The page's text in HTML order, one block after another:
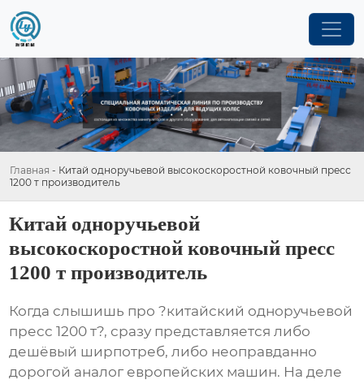
Главная - Китай одноручьевой высокоскоростной ковочный пресс
1200 т производитель
Китай одноручьевой
высокоскоростной ковочный пресс
1200 т производитель
Когда слышишь про ?китайский одноручьевой
пресс 1200 т?, сразу представляется либо
дешёвый ширпотреб, либо неоправданно
дорогой аналог европейских машин. На деле